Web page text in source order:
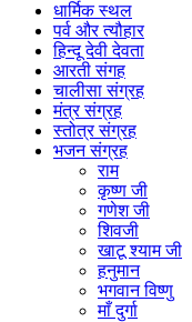
धार्मिक स्थल
पर्व और त्यौहार
हिन्दू देवी देवता
आरती संगह
चालीसा संग्रह
मंत्र संग्रह
स्तोत्र संग्रह
भजन संग्रह
राम
कृष्ण जी
गणेश जी
शिवजी
खाटू श्याम जी
हनुमान
भगवान विष्णु
माँ दुर्गा